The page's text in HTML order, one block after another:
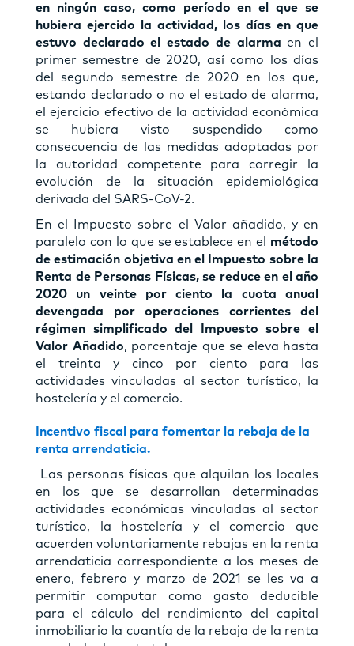
en ningún caso, como período en el que se
hubiera ejercido la actividad, los días en que
estuvo declarado el estado de alarma en el
primer semestre de 2020, así como los días
del segundo semestre de 2020 en los que,
estando declarado o no el estado de alarma,
el ejercicio efectivo de la actividad económica
se hubiera visto suspendido como
consecuencia de las medidas adoptadas por
la autoridad competente para corregir la
evolución de la situación epidemiológica
derivada del SARS-CoV-2.
En el Impuesto sobre el Valor añadido, y en
paralelo con lo que se establece en el método
de estimación objetiva en el Impuesto sobre la
Renta de Personas Físicas, se reduce en el año
2020 un veinte por ciento la cuota anual
devengada por operaciones corrientes del
régimen simplificado del Impuesto sobre el
Valor Añadido, porcentaje que se eleva hasta
el treinta y cinco por ciento para las
actividades vinculadas al sector turístico, la
hostelería y el comercio.
Incentivo fiscal para fomentar la rebaja de la
renta arrendaticia.
Las personas físicas que alquilan los locales
en los que se desarrollan determinadas
actividades económicas vinculadas al sector
turístico, la hostelería y el comercio que
acuerden voluntariamente rebajas en la renta
arrendaticia correspondiente a los meses de
enero, febrero y marzo de 2021 se les va a
permitir computar como gasto deducible
para el cálculo del rendimiento del capital
inmobiliario la cuantía de la rebaja de la renta